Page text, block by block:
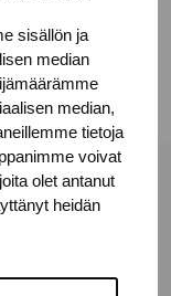
sisällön ja
median
median,
tietoja
voivat
olet antanut
heidän